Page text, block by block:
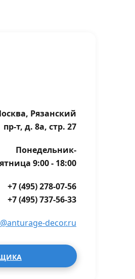
Рязанский
пр-т, д. 8а, стр. 27
Понедельник-
9:00 - 18:00
+7 (495) 278-07-56
+7 (495) 737-56-33
decor.ru